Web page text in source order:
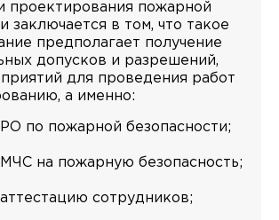
проектирования пожарной
заключается в том, что такое
предполагает получение
допусков и разрешений,
для проведения работ
а именно:
по пожарной безопасности;
на пожарную безопасность;
сотрудников;